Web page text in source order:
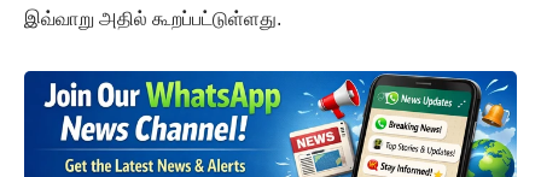
இவ்வாறு அதில் கூறப்பட்டுள்ளது.